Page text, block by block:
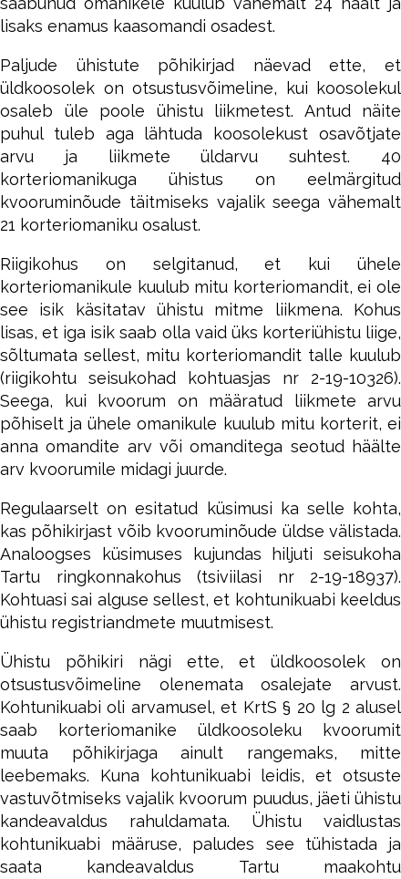
lisaks enamus kaasomandi osadest.
Paljude ühistute põhikirjad näevad ette, et
üldkoosolek on otsustusvõimeline, kui koosolekul
osaleb üle poole ühistu liikmetest. Antud näite
puhul tuleb aga lähtuda koosolekust osavõtjate
arvu ja liikmete üldarvu suhtest. 40
korteriomanikuga ühistus on eelmärgitud
kvooruminõude täitmiseks vajalik seega vähemalt
21 korteriomaniku osalust.
Riigikohus on selgitanud, et kui ühele
korteriomanikule kuulub mitu korteriomandit, ei ole
see isik käsitatav ühistu mitme liikmena. Kohus
lisas, et iga isik saab olla vaid üks korteriühistu liige,
sõltumata sellest, mitu korteriomandit talle kuulub
(riigikohtu seisukohad kohtuasjas nr 2-19-10326).
Seega, kui kvoorum on määratud liikmete arvu
põhiselt ja ühele omanikule kuulub mitu korterit, ei
anna omandite arv või omanditega seotud häälte
arv kvoorumile midagi juurde.
Regulaarselt on esitatud küsimusi ka selle kohta,
kas põhikirjast võib kvooruminõude üldse välistada.
Analoogses küsimuses kujundas hiljuti seisukoha
Tartu ringkonnakohus (tsiviilasi nr 2-19-18937).
Kohtuasi sai alguse sellest, et kohtunikuabi keeldus
ühistu registriandmete muutmisest.
Ühistu põhikiri nägi ette, et üldkoosolek on
otsustusvõimeline olenemata osalejate arvust.
Kohtunikuabi oli arvamusel, et KrtS § 20 lg 2 alusel
saab korteriomanike üldkoosoleku kvoorumit
muuta põhikirjaga ainult rangemaks, mitte
leebemaks. Kuna kohtunikuabi leidis, et otsuste
vastuvõtmiseks vajalik kvoorum puudus, jäeti ühistu
kandeavaldus rahuldamata. Ühistu vaidlustas
kohtunikuabi määruse, paludes see tühistada ja
saata kandeavaldus Tartu maakohtu